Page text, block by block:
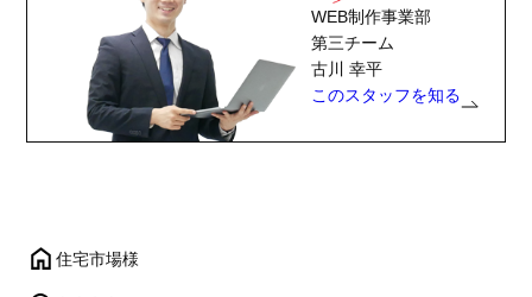
WEB制作事業部
第三チーム
古川 幸平
このスタッフを知る
住宅市場様